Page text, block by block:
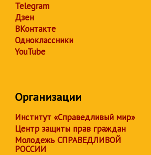
Telegram
Дзен
ВКонтакте
Одноклассники
YouTube
Организации
Институт «Справедливый мир»
Центр защиты прав граждан
Молодежь СПРАВЕДЛИВОЙ
РОССИИ